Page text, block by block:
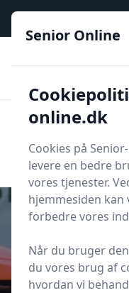
Søg
Udgivet iBlog
Forsikring
Senior Online
online.dk
Cookies på
levere en bedre
vores tjenester.
hjemmesiden
forbedre vores
Når du bruger
du vores brug af
hvordan vi